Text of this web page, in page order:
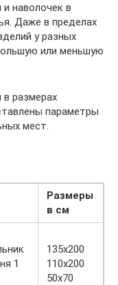
наволочек в
Даже в пределах
у разных
или меньшую
размерах
параметры
мест.
Размеры
в см
1
135х200
110х200
50х70